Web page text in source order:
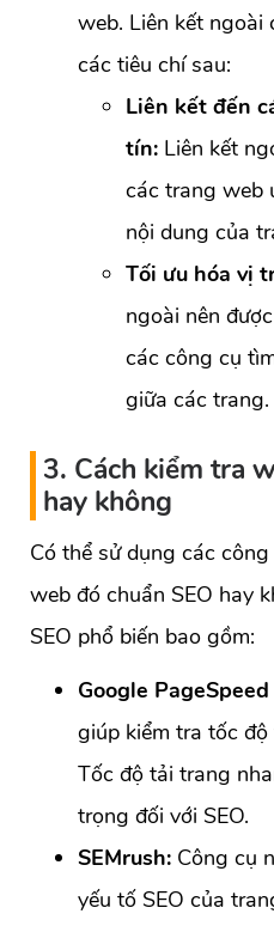
web. Liên kết ngoài
các tiêu chí sau:
Liên kết đến
tín: Liên kết
các trang web
nội dung của
Tối ưu hóa vị
ngoài nên
các công cụ
giữa các trang.
3. Cách kiểm tra
hay không
Có thể sử dụng các
web đó chuẩn SEO hay
SEO phổ biến bao gồm:
Google
giúp kiểm tra tốc
Tốc độ tải trang
trọng đối với SEO.
SEMrush: Công cụ
yếu tố SEO của